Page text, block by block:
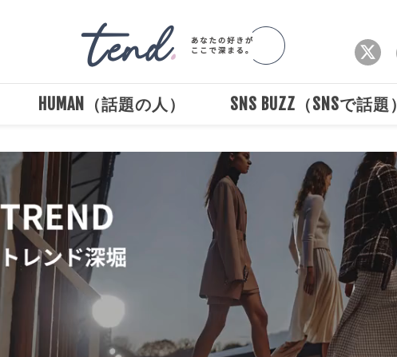
HUMAN（話題の人） SNS BUZZ（SNSで話題）